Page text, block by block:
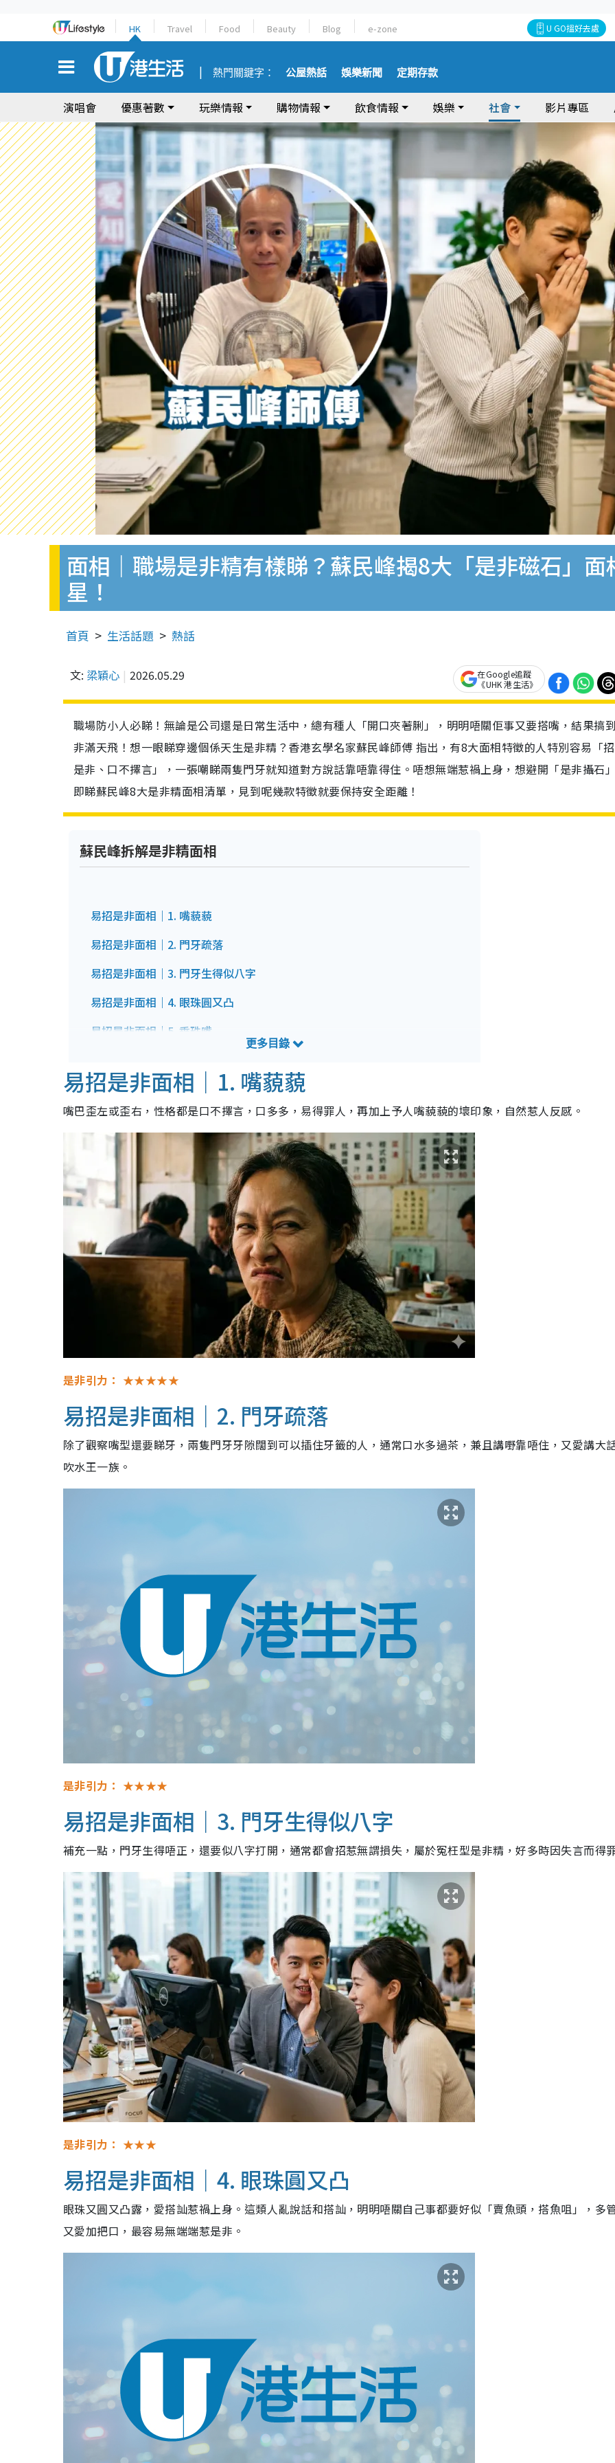
HK Travel Food Beauty Blog e-zone U GO搵好去處
熱門關鍵字： 公屋熱話 娛樂新聞 定期存款
演唱會 優惠著數 玩樂情報 購物情報 飲食情報 娛樂 社會 影片專區
面相｜職場是非精有樣睇？蘇民峰揭8大「是非磁石」
星！
首頁 生活話題 熱話
文: 梁穎心 2026.05.29
在Google追蹤
《UHK 港生活》
職場防小人必睇！無論是公司還是日常生活中，總有種人「開口夾著脷」，明明唔關佢事又要搭嘴，結果搞
非滿天飛！想一眼睇穿邊個係天生是非精？香港玄學名家蘇民峰師傅 指出，有8大面相特徵的人特別容易「
是非、口不擇言」，一張嘲睇兩隻門牙就知道對方說話靠唔靠得住。唔想無端惹禍上身，想避開「是非攝石
即睇蘇民峰8大是非精面相清單，見到呢幾款特徵就要保持安全距離！
蘇民峰拆解是非精面相
易招是非面相｜1. 嘴藐藐
易招是非面相｜2. 門牙疏落
易招是非面相｜3. 門牙生得似八字
易招是非面相｜4. 眼珠圓又凸
易招是非面相｜5. 垂珠嘴
易招是非面相｜7. 吹火嘴型
易招是非面相｜8. 倒夾牙
易招是非面相｜1. 嘴藐藐
嘴巴歪左或歪右，性格都是口不擇言，口多多，易得罪人，再加上予人嘴藐藐的壞印象，自然惹人反感。
是非引力： ★★★★★
易招是非面相｜2. 門牙疏落
除了觀察嘴型還要睇牙，兩隻門牙牙隙闊到可以插住牙籤的人，通常口水多過茶，兼且講嘢靠唔住，又愛講大
吹水王一族。
是非引力： ★★★★
易招是非面相｜3. 門牙生得似八字
補充一點，門牙生得唔正，還要似八字打開，通常都會招惹無謂損失，屬於冤枉型是非精，好多時因失言而得
是非引力： ★★★
易招是非面相｜4. 眼珠圓又凸
眼珠又圓又凸露，愛搭訕惹禍上身。這類人亂說話和搭訕，明明唔關自己事都要好似「賣魚頭，搭魚咀」，多
又愛加把口，最容易無端端惹是非。